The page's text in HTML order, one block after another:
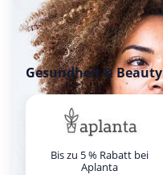
Gesundheit & Beauty
Bis zu 5 % Rabatt bei
Aplanta